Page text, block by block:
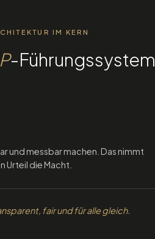
IM KERN
-Führungssystem
und messbar machen. Das nimmt
Urteil die Macht.
fair und für alle gleich.